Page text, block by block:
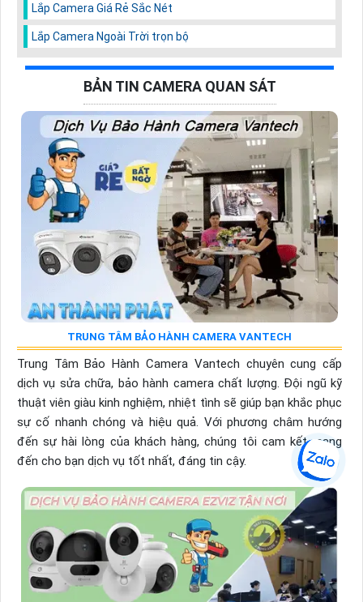
Lắp Camera Giá Rẻ Sắc Nét
Lắp Camera Ngoài Trời trọn bộ
BẢN TIN CAMERA QUAN SÁT
TRUNG TÂM BẢO HÀNH CAMERA VANTECH
Trung Tâm Bảo Hành Camera Vantech chuyên cung cấp
dịch vụ sửa chữa, bảo hành camera chất lượng. Đội ngũ kỹ
thuật viên giàu kinh nghiệm, nhiệt tình sẽ giúp bạn khắc phục
sự cố nhanh chóng và hiệu quả. Với phương châm hướng
đến sự hài lòng của khách hàng, chúng tôi cam kết mang
đến cho bạn dịch vụ tốt nhất, đáng tin cậy.